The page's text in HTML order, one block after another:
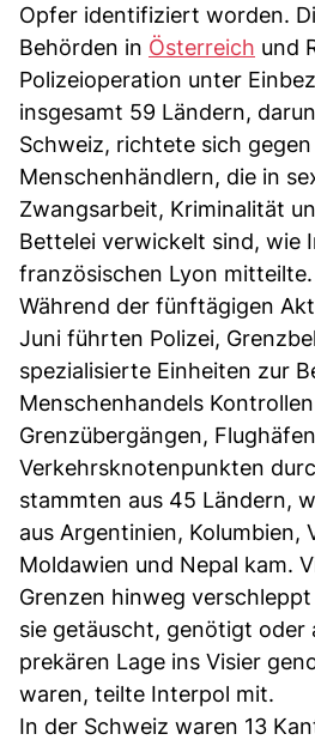
Opfer identifiziert worden.
Behörden in Österreich und
Polizeioperation unter
insgesamt 59 Ländern,
Schweiz, richtete sich
Menschenhändlern, die in
Zwangsarbeit, Kriminalität
Bettelei verwickelt sind, wie
französischen Lyon mitteilte.
Während der fünftägigen
Juni führten Polizei,
spezialisierte Einheiten zur
Menschenhandels
Grenzübergängen,
Verkehrsknotenpunkten
stammten aus 45 Ländern,
aus Argentinien, Kolumbien,
Moldawien und Nepal kam.
Grenzen hinweg
sie getäuscht, genötigt oder
prekären Lage ins Visier
waren, teilte Interpol mit.
In der Schweiz waren 13